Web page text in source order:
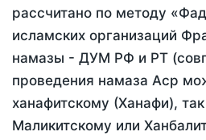
рассчитано по методу
исламских организаций
намазы - ДУМ РФ и РТ
проведения намаза Аср
ханафитскому (Ханафи),
Маликитскому или